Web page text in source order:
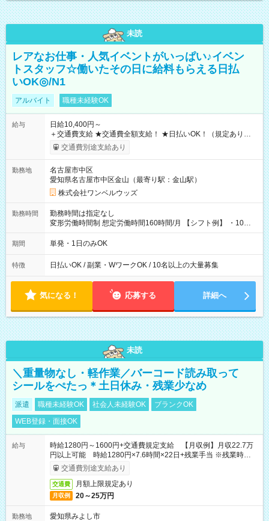
未読
レアなお仕事・人気イベントがいっぱい♪イベン
トスタッフ☆働いたその日に給料もらえる日払
いOK◎/N1
アルバイト 職種未経験OK
給与
日給10,400円～
＋交通費支給 ★交通費全額支給！ ★日払いOK！（規定あり） ┗
働いたその日に現金GET♪ お仕事後はコンビニATMから 日払
交通費別途支給あり
勤務地
名古屋市中区
愛知県名古屋市中区金山（最寄り駅：金山駅）
株式会社ワンベルウッズ
勤務時間
勤務時間は指定なし
変形労働時間制 想定労働時間160時間/月 【シフト例】 ・10：
00～20：00
期間 単発・1日のみOK
特徴 日払いOK / 副業・WワークOK / 10名以上の大量募集
気になる！ 応募する 詳細へ
未読
＼重量物なし・軽作業／バーコード読み取って
シールをぺたっ＊土日休み・残業少なめ
派遣 職種未経験OK 社会人未経験OK
ブランクOK
WEB登録・面接OK
給与
時給1280円～1600円+交通費規定支給 【月収例】月収22.7万
円以上可能 時給1280円×7.6時間×22日+残業手当 ※残業時間、
月10時間で計算
交通費別途支給あり
交通費 月額上限規定あり
月収例 20～25万円
勤務地
愛知県みよし市